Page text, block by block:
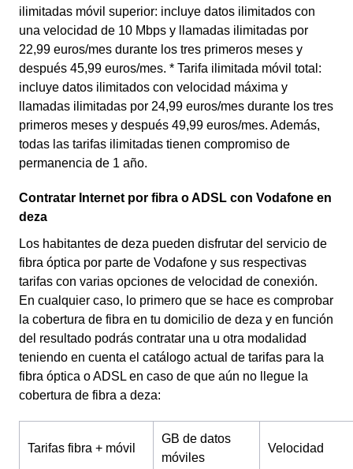
ilimitadas móvil superior: incluye datos ilimitados con
una velocidad de 10 Mbps y llamadas ilimitadas por
22,99 euros/mes durante los tres primeros meses y
después 45,99 euros/mes. * Tarifa ilimitada móvil total:
incluye datos ilimitados con velocidad máxima y
llamadas ilimitadas por 24,99 euros/mes durante los tres
primeros meses y después 49,99 euros/mes. Además,
todas las tarifas ilimitadas tienen compromiso de
permanencia de 1 año.
Contratar Internet por fibra o ADSL con Vodafone en
deza
Los habitantes de deza pueden disfrutar del servicio de
fibra óptica por parte de Vodafone y sus respectivas
tarifas con varias opciones de velocidad de conexión.
En cualquier caso, lo primero que se hace es comprobar
la cobertura de fibra en tu domicilio de deza y en función
del resultado podrás contratar una u otra modalidad
teniendo en cuenta el catálogo actual de tarifas para la
fibra óptica o ADSL en caso de que aún no llegue la
cobertura de fibra a deza:
Tarifas fibra + móvil
GB de datos
móviles
Velocidad